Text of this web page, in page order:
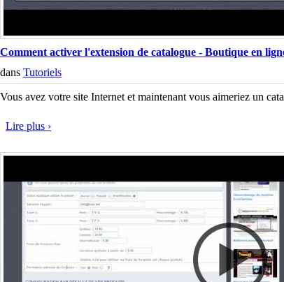
Comment activer l'extension de catalogue - Boutique en
dans Tutoriels
Vous avez votre site Internet et maintenant vous aimeriez un
Lire plus ›